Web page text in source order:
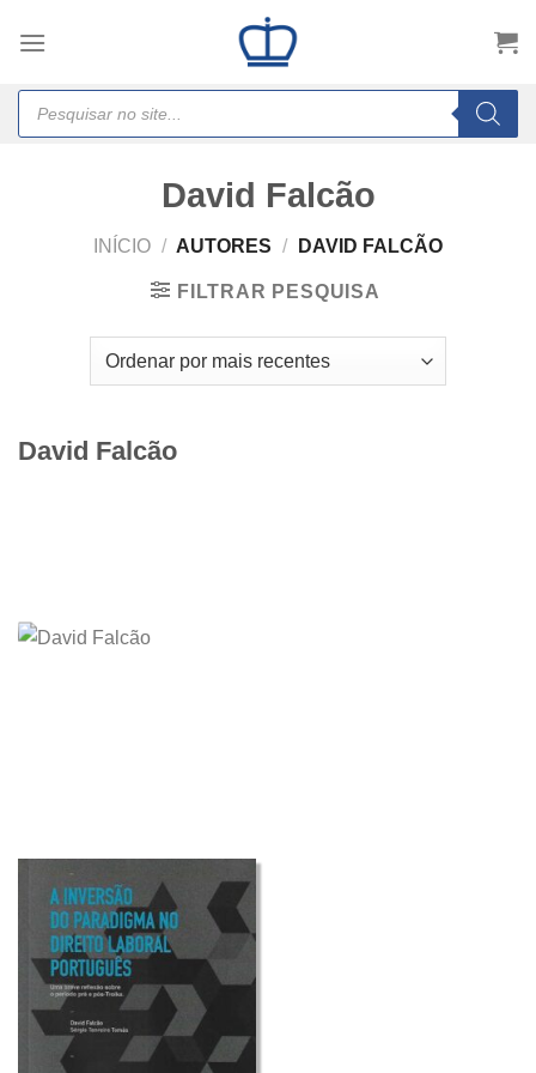
Products
search
David Falcão
INÍCIO / AUTORES / DAVID FALCÃO
FILTRAR PESQUISA
David Falcão